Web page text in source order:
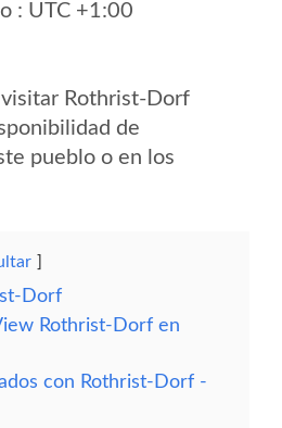
: UTC +1:00
Rothrist-Dorf
de
pueblo o en los
Dorf
Rothrist-Dorf en
con Rothrist-Dorf -